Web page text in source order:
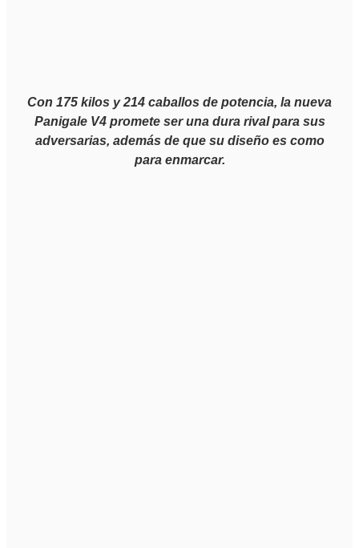
Con 175 kilos y 214 caballos de potencia, la nueva
Panigale V4 promete ser una dura rival para sus
adversarias, además de que su diseño es como
para enmarcar.